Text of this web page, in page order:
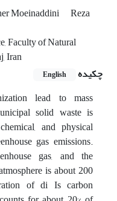
Moeinaddini
Reza
Faculty of Natural
Iran
چکیده
English
lead to mass
solid waste is
and physical
gas emissions.
gas, and the
is about 200
of di Is carbon